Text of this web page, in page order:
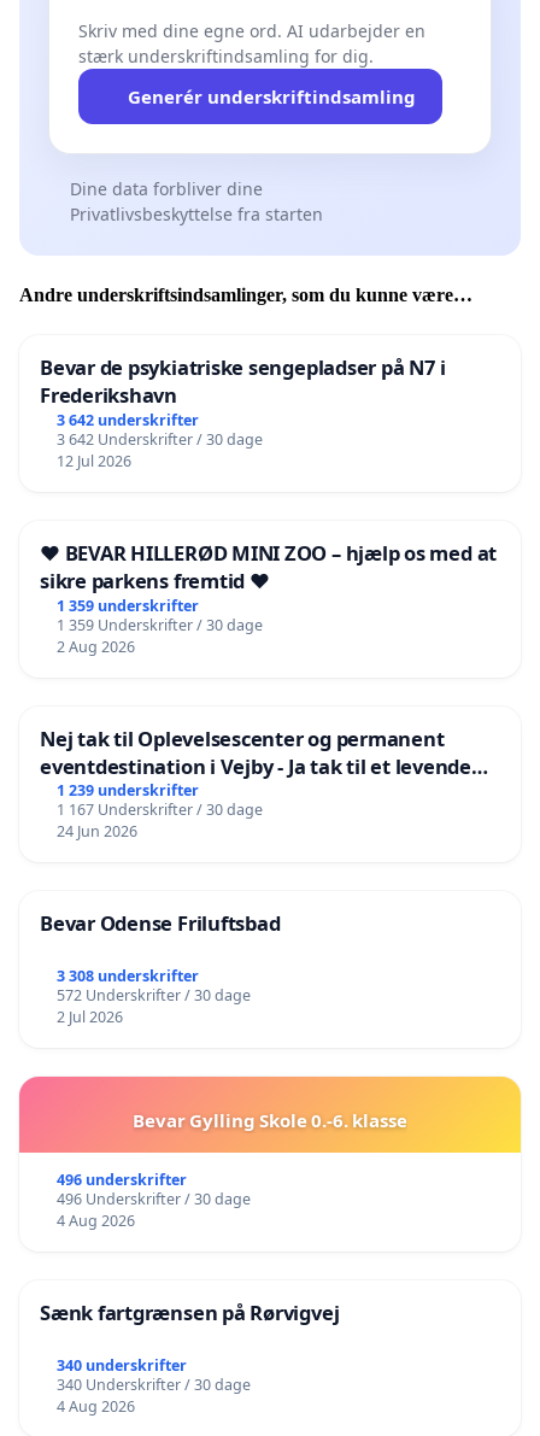
Skriv med dine egne ord. AI udarbejder en
stærk underskriftindsamling for dig.
Generér underskriftindsamling
Dine data forbliver dine
Privatlivsbeskyttelse fra starten
Andre underskriftsindsamlinger, som du kunne være
Bevar de psykiatriske sengepladser på N7 i
Frederikshavn
3 642 underskrifter
3 642 Underskrifter / 30 dage
12 Jul 2026
❤️ BEVAR HILLERØD MINI ZOO – hjælp os med at
sikre parkens fremtid ❤️
1 359 underskrifter
1 359 Underskrifter / 30 dage
2 Aug 2026
Nej tak til Oplevelsescenter og permanent
eventdestination i Vejby - Ja tak til et levende
lokalområde i balance
1 239 underskrifter
1 167 Underskrifter / 30 dage
24 Jun 2026
Bevar Odense Friluftsbad
3 308 underskrifter
572 Underskrifter / 30 dage
2 Jul 2026
Bevar Gylling Skole 0.-6. klasse
496 underskrifter
496 Underskrifter / 30 dage
4 Aug 2026
Sænk fartgrænsen på Rørvigvej
340 underskrifter
340 Underskrifter / 30 dage
4 Aug 2026